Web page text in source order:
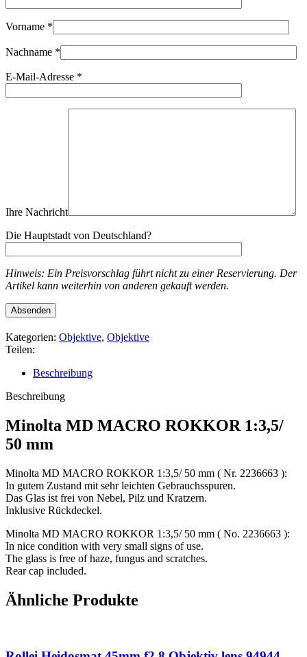
Vorname *
Nachname *
E-Mail-Adresse *
Ihre Nachricht
Die Hauptstadt von Deutschland?
Hinweis: Ein Preisvorschlag führt nicht zu einer Reservierung. Der
Artikel kann weiterhin von anderen gekauft werden.
Kategorien: Objektive, Objektive
Teilen:
Beschreibung
Beschreibung
Minolta MD MACRO ROKKOR 1:3,5/
50 mm
Minolta MD MACRO ROKKOR 1:3,5/ 50 mm ( Nr. 2236663 ):
In gutem Zustand mit sehr leichten Gebrauchsspuren.
Das Glas ist frei von Nebel, Pilz und Kratzern.
Inklusive Rückdeckel.
Minolta MD MACRO ROKKOR 1:3,5/ 50 mm ( No. 2236663 ):
In nice condition with very small signs of use.
The glass is free of haze, fungus and scratches.
Rear cap included.
Ähnliche Produkte